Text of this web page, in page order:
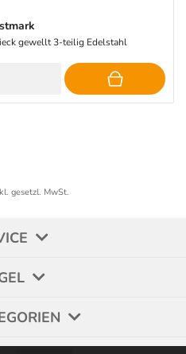
gewellt 3-teilig Edelstahl
gesetzl. MwSt.